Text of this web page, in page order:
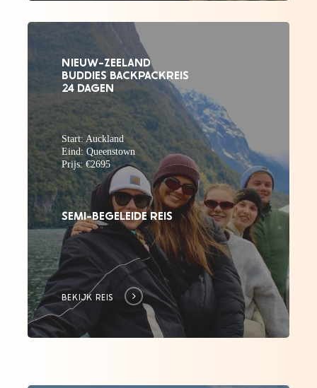
NIEUW-ZEELAND
BUDDIES BACKPACKREIS
24 DAGEN
Start: Auckland
Eind: Queenstown
Prijs: €2695
SEMI-BEGELEIDE REIS
BEKIJK REIS